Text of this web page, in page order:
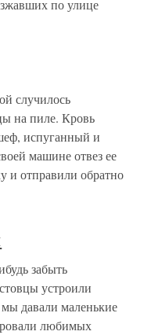
по улице
случилось
на пиле. Кровь
испуганный и
машине отвез ее
и отправили обратно
забыть
устроили
давали маленькие
любимых